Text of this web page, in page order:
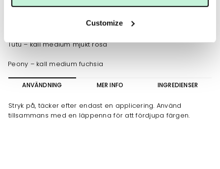
Customize
Blush – varm ljusrosa
Magnolia – kall medium mauve
Tutu – kall medium mjukt rosa
Peony – kall medium fuchsia
ANVÄNDNING MER INFO INGREDIENSER
Stryk på, täcker efter endast en applicering. Använd
tillsammans med en läppenna för att fördjupa färgen.